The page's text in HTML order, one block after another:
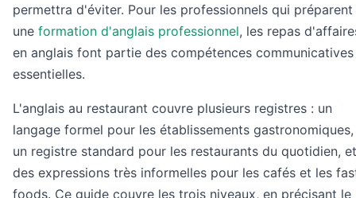
permettra d'éviter. Pour les professionnels qui préparent
une formation d'anglais professionnel, les repas
en anglais font partie des compétences communicatives
essentielles.
L'anglais au restaurant couvre plusieurs registres : un
langage formel pour les établissements gastronomiques,
un registre standard pour les restaurants du quotidien, et
des expressions très informelles pour les cafés et les
foods. Ce guide couvre les trois niveaux, en précisant le